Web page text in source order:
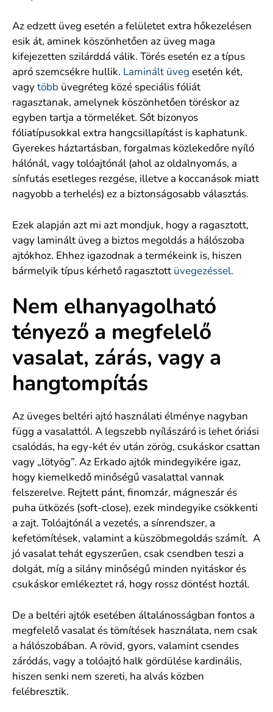
Az edzett üveg esetén a felületet extra hőkezelésen
esik át, aminek köszönhetően az üveg maga
kifejezetten szilárddá válik. Törés esetén ez a típus
apró szemcsékre hullik. Laminált üveg esetén két,
vagytöbb üvegréteg közé speciális fóliát
ragasztanak, amelynek köszönhetően töréskor az
egyben tartja a törmeléket. Sőt bizonyos
fóliatípusokkal extra hangcsillapítást is kaphatunk.
Gyerekes háztartásban, forgalmas közlekedőre nyíló
hálónál, vagy tolóajtónál (ahol az oldalnyomás, a
sínfutás esetleges rezgése, illetve a koccanások miatt
nagyobb a terhelés) ez a biztonságosabb választás.
Ezek alapján azt mi azt mondjuk, hogy a ragasztott,
vagy laminált üveg a biztos megoldás a hálószoba
ajtókhoz. Ehhez igazodnak a termékeink is, hiszen
bármelyik típus kérhető ragasztott üvegezéssel.
Nem elhanyagolható
tényező a megfelelő
vasalat, zárás, vagy a
hangtompítás
Az üveges beltéri ajtó használati élménye nagyban
függ a vasalattól. A legszebb nyílászáró is lehet óriási
csalódás, ha egy-két év után zörög, csukáskor csattan
vagy „lötyög”. Az Erkado ajtók mindegyikére igaz,
hogy kiemelkedő minőségű vasalattal vannak
felszerelve. Rejtett pánt, finomzár, mágneszár és
puha ütközés (soft-close), ezek mindegyike csökkenti
a zajt. Tolóajtónál a vezetés, a sínrendszer, a
kefetömítések, valamint a küszöbmegoldás számít. A
jó vasalat tehát egyszerűen, csak csendben teszi a
dolgát, míg a silány minőségű minden nyitáskor és
csukáskor emlékeztet rá, hogy rossz döntést hoztál.
De a beltéri ajtók esetében általánosságban fontos a
megfelelő vasalat és tömítések használata, nem csak
a hálószobában. A rövid, gyors, valamint csendes
záródás, vagy a tolóajtó halk gördülése kardinális,
hiszen senki nem szereti, ha alvás közben
felébresztik.